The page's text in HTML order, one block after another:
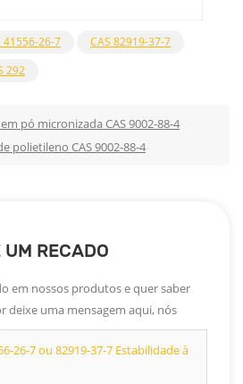
41556-26-7
CAS 82919-37-7
292
pó micronizada CAS 9002-88-4
polietileno CAS 9002-88-4
UM RECADO
em nossos produtos e quer saber
deixe uma mensagem aqui, nós
possível.
26-7 ou 82919-37-7 Estabilidade à